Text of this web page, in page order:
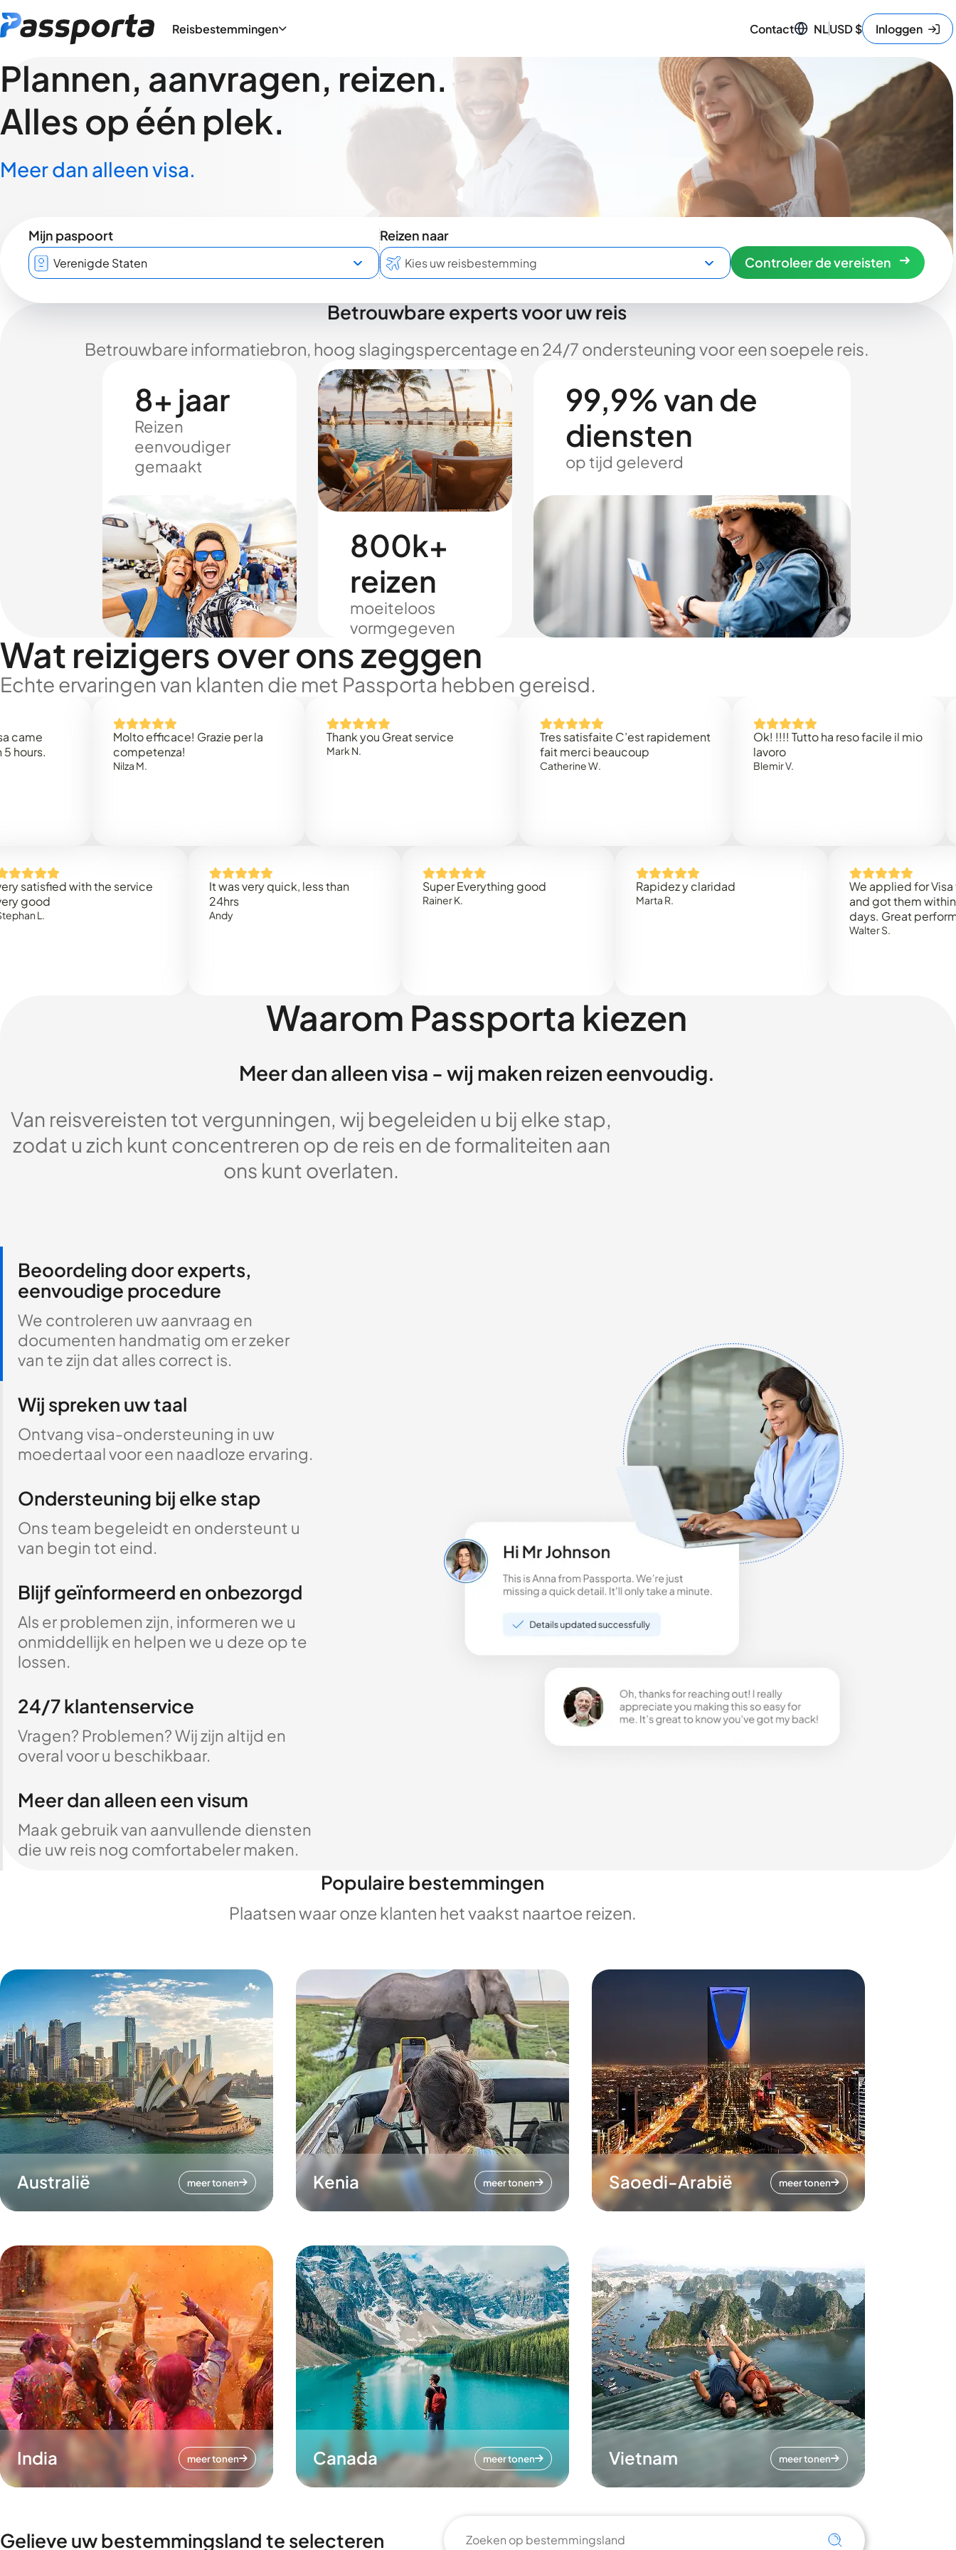
Reisbestemmingen Contact NLUSD$ Inloggen
Plannen, aanvragen, reizen.
Alles op één plek.
Meer dan alleen visa.
Mijn paspoort
Reizen naar
Controleer de vereisten
Betrouwbare experts voor uw reis
Betrouwbare informatiebron, hoog slagingspercentage en 24/7 ondersteuning voor een soepele reis.
8+ jaar
Reizen
eenvoudiger
gemaakt
800k+
reizen
moeiteloos
vormgegeven
99,9% van de
diensten
op tijd geleverd
Wat reizigers over ons zeggen
Echte ervaringen van klanten die met Passporta hebben gereisd.
Molto efficace! Grazie per la
competenza!
Thank you Great service
Tres satisfaite C’est rapidement
fait merci beaucoup
Catherine W.
Ok! !!!! Tutto ha reso facile il mio
with the service
It was very quick, less than
Super Everything good Rapidez y claridad
We applied for Visa to
and got them within 3
days. Great performance!
Walter S.
Waarom Passporta kiezen
Meer dan alleen visa - wij maken reizen eenvoudig.
Van reisvereisten tot vergunningen, wij begeleiden u bij elke stap,
zodat u zich kunt concentreren op de reis en de formaliteiten aan
ons kunt overlaten.
Beoordeling door experts,
eenvoudige procedure
We controleren uw aanvraag en
documenten handmatig om er zeker
van te zijn dat alles correct is.
Wij spreken uw taal
Ontvang visa-ondersteuning in uw
moedertaal voor een naadloze ervaring.
Ondersteuning bij elke stap
Ons team begeleidt en ondersteunt u
van begin tot eind.
Blijf geïnformeerd en onbezorgd
Als er problemen zijn, informeren we u
onmiddellijk en helpen we u deze op te
lossen.
24/7 klantenservice
Vragen? Problemen? Wij zijn altijd en
overal voor u beschikbaar.
Meer dan alleen een visum
Maak gebruik van aanvullende diensten
die uw reis nog comfortabeler maken.
Populaire bestemmingen
Plaatsen waar onze klanten het vaakst naartoe reizen.
Australië meer tonen Kenia meer tonen Saoedi-Arabië meer tonen
India meer tonen Canada meer tonen Vietnam meer tonen
Gelieve uw bestemmingsland te selecteren